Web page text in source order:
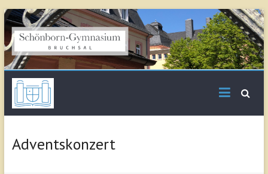
Skip
to
content
Gymnasium Bruchsal
Adventskonzert